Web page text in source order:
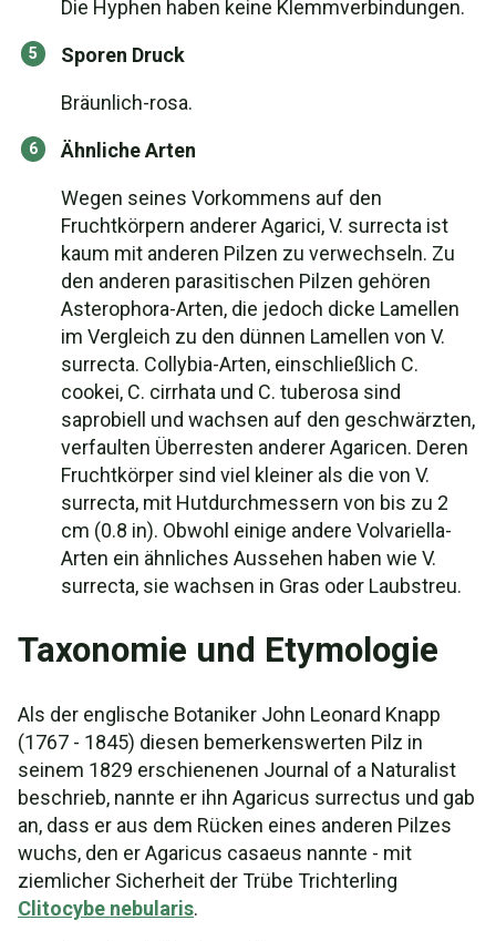
Die Hyphen haben keine Klemmverbindungen.
Sporen Druck
Bräunlich-rosa.
Ähnliche Arten
Wegen seines Vorkommens auf den
Fruchtkörpern anderer Agarici, V. surrecta ist
kaum mit anderen Pilzen zu verwechseln. Zu
den anderen parasitischen Pilzen gehören
Asterophora-Arten, die jedoch dicke Lamellen
im Vergleich zu den dünnen Lamellen von V.
surrecta. Collybia-Arten, einschließlich C.
cookei, C. cirrhata und C. tuberosa sind
saprobiell und wachsen auf den geschwärzten,
verfaulten Überresten anderer Agaricen. Deren
Fruchtkörper sind viel kleiner als die von V.
surrecta, mit Hutdurchmessern von bis zu 2
cm (0.8 in). Obwohl einige andere Volvariella-
Arten ein ähnliches Aussehen haben wie V.
surrecta, sie wachsen in Gras oder Laubstreu.
Taxonomie und Etymologie
Als der englische Botaniker John Leonard Knapp
(1767 - 1845) diesen bemerkenswerten Pilz in
seinem 1829 erschienenen Journal of a Naturalist
beschrieb, nannte er ihn Agaricus surrectus und gab
an, dass er aus dem Rücken eines anderen Pilzes
wuchs, den er Agaricus casaeus nannte - mit
ziemlicher Sicherheit der Trübe Trichterling
Clitocybe nebularis.